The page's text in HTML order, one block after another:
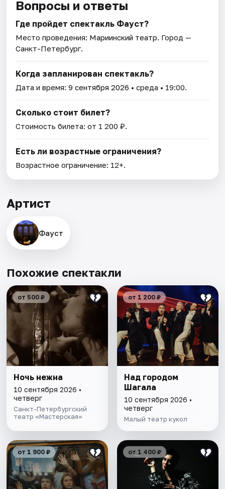
Вопросы и ответы
Где пройдет спектакль Фауст?
Место проведения: Мариинский театр. Город —
Санкт-Петербург.
Когда запланирован спектакль?
Дата и время:9 сентября 2026 • среда • 19:00.
Сколько стоит билет?
Стоимость билета: от 1 200 ₽.
Есть ли возрастные ограничения?
Возрастное ограничение: 12+.
Артист
Фауст
Похожие спектакли
от 500 ₽
Ночь нежна
10 сентября 2026 •
четверг
Санкт-Петербургский
театр «Мастерская»
от 1 200 ₽
Над городом
Шагала
10 сентября 2026 •
четверг
Малый театр кукол
от 1 900 ₽ от 1 400 ₽